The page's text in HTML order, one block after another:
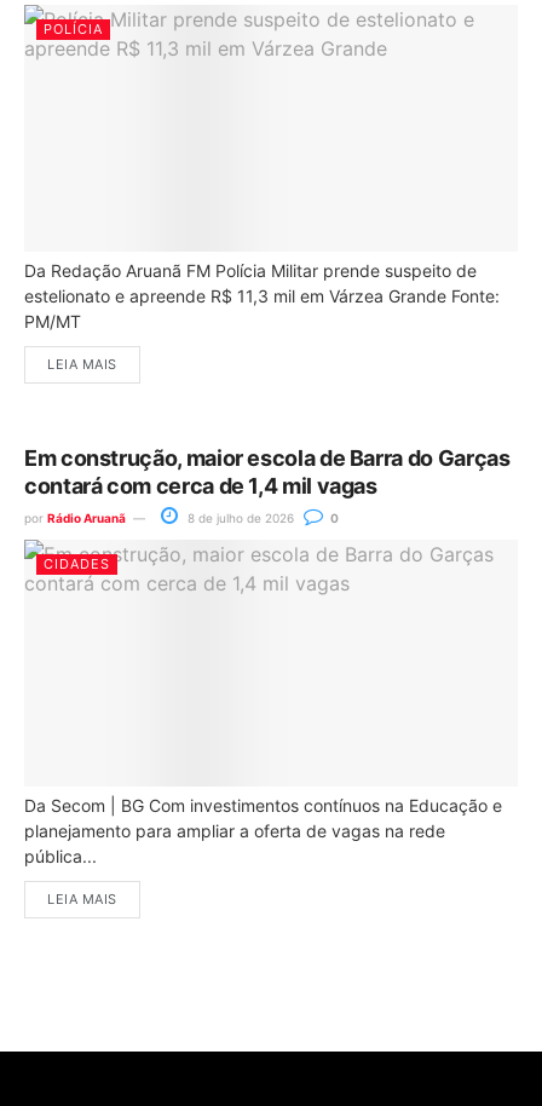
POLÍCIA
Da Redação Aruanã FM Polícia Militar prende suspeito de
estelionato e apreende R$ 11,3 mil em Várzea Grande Fonte:
PM/MT
LEIA MAIS
Em construção, maior escola de Barra do Garças
contará com cerca de 1,4 mil vagas
por Rádio Aruanã 8 de julho de 2026 0
CIDADES
Da Secom | BG Com investimentos contínuos na Educação e
planejamento para ampliar a oferta de vagas na rede
pública...
LEIA MAIS